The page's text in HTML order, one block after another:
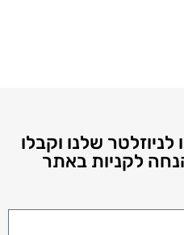
שלנו וקבלו